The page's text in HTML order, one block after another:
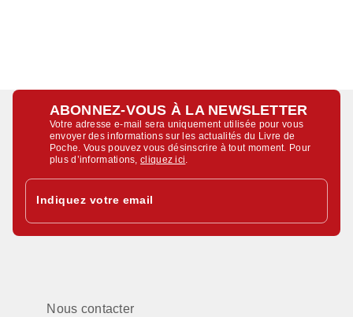
ABONNEZ-VOUS À LA NEWSLETTER
Votre adresse e-mail sera uniquement utilisée pour vous
envoyer des informations sur les actualités du Livre de
Poche. Vous pouvez vous désinscrire à tout moment. Pour
plus d’informations,cliquez ici
Indiquez votre email
Nous contacter